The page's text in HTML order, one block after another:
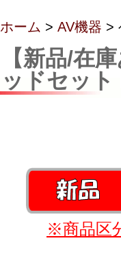
ホーム > AV機器 >
【新品/在
ッドセット
※商品区